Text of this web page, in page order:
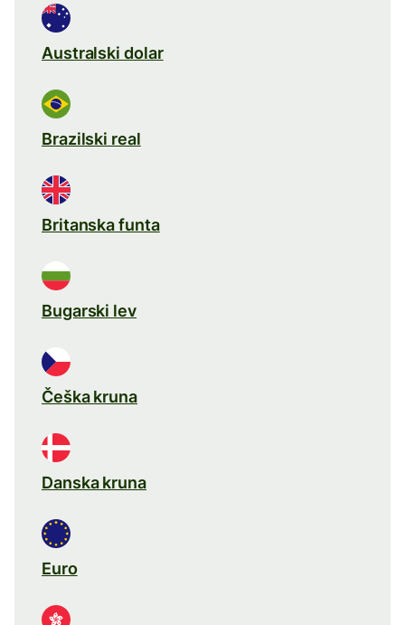
Australski dolar
Brazilski real
Britanska funta
Bugarski lev
Češka kruna
Danska kruna
Euro